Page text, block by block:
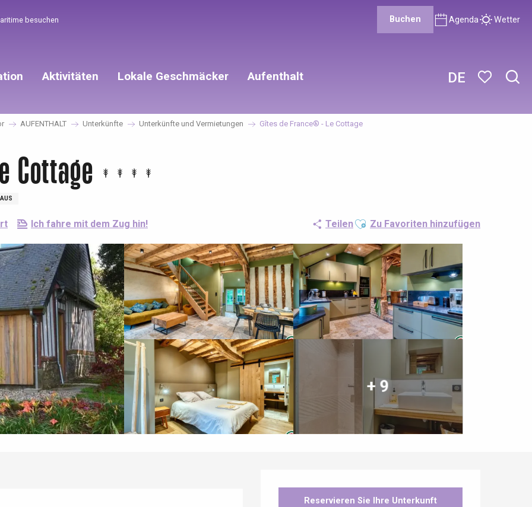
DE
besuchen Buchen Agenda Wetter
Aktivitäten Lokale Geschmäcker Aufenthalt
AUFENTHALT Unterkünfte Unterkünfte und Vermietungen Gîtes de France® - Le Cottage
Cottage
Ich fahre mit dem Zug hin! TeilenAjouter aux favoris
Zu Favoriten hinzufügen
+ 9
Öffnungszeiten & Kontaktdaten
Reservieren Sie Ihre Unterkunft